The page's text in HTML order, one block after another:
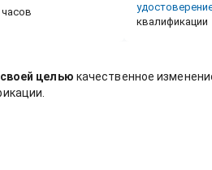
квалификации
целью качественное